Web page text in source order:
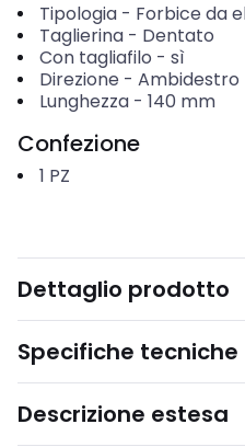
Tipologia- Forbice da
Taglierina- Dentato
Con tagliafilo - sì
Direzione - Ambidestro
Lunghezza- 140 mm
Confezione
1 PZ
Dettaglio prodotto
Specifiche tecniche
Descrizione estesa